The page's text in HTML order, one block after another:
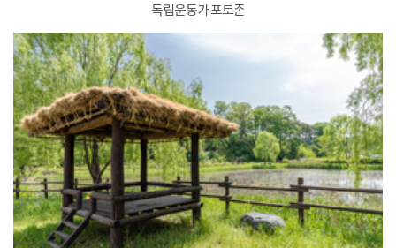
독립운동가 포토존